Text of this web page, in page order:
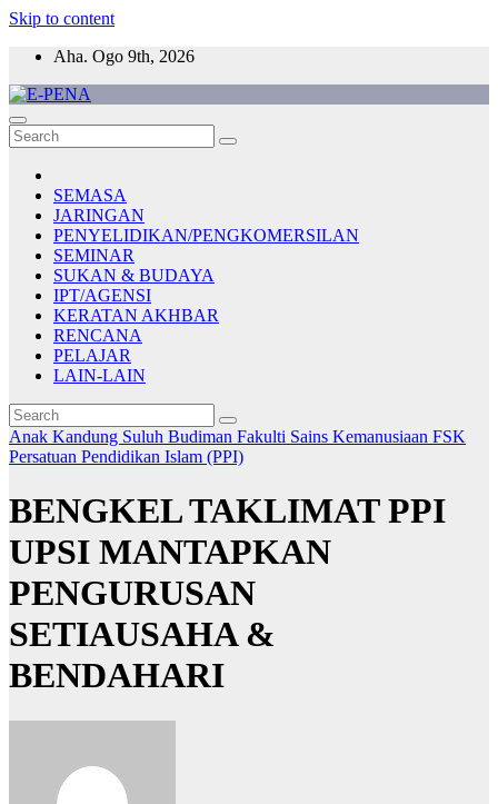
Skip to content
Aha. Ogo 9th, 2026
E-PENA
Berita Digital Terkini
SEMASA
JARINGAN
PENYELIDIKAN/PENGKOMERSILAN
SEMINAR
SUKAN & BUDAYA
IPT/AGENSI
KERATAN AKHBAR
RENCANA
PELAJAR
LAIN-LAIN
Anak Kandung Suluh Budiman Fakulti Sains Kemanusiaan FSK
Persatuan Pendidikan Islam (PPI)
BENGKEL TAKLIMAT PPI
UPSI MANTAPKAN
PENGURUSAN
SETIAUSAHA &
BENDAHARI